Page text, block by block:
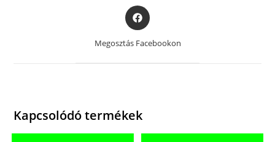
Opens
in
a
Megosztás Facebookon
Kapcsolódó termékek